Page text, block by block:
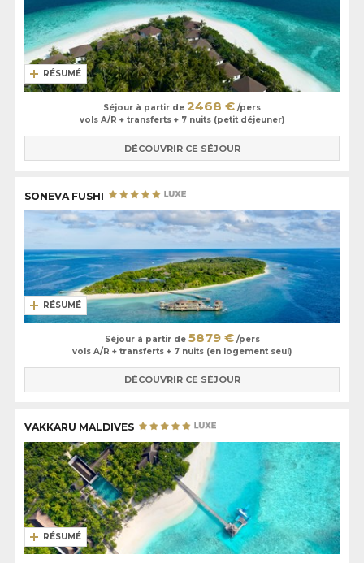
RÉSUMÉ
Séjour à partir de 2468 € /pers
vols A/R + transferts + 7 nuits (petit déjeuner)
DÉCOUVRIR CE SÉJOUR
SONEVA FUSHI
RÉSUMÉ
Séjour à partir de 5879 €/pers
vols A/R + transferts + 7 nuits (en logement seul)
DÉCOUVRIR CE SÉJOUR
VAKKARU MALDIVES
RÉSUMÉ